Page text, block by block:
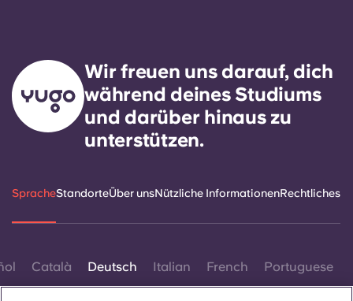
Wir freuen uns darauf, dich
während deines Studiums
und darüber hinaus zu
unterstützen.
SpracheStandorteÜber unsNützliche InformationenRechtliches
Català Deutsch Italian French Portuguese